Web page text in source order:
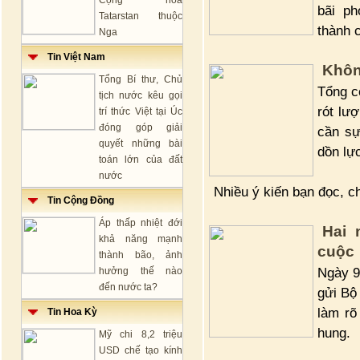
Tatarstan thuộc
Nga
Tin Việt Nam
Tổng Bí thư, Chủ
tịch nước kêu gọi
trí thức Việt tại Úc
đóng góp giải
quyết những bài
toán lớn của đất
nước
Tin Cộng Đồng
Áp thấp nhiệt đới
khả năng mạnh
thành bão, ảnh
hưởng thế nào
đến nước ta?
Tin Hoa Kỳ
Mỹ chi 8,2 triệu
USD chế tạo kính
bãi
thành
Tổng
rót
cần
dồn
Nhiều ý kiến bạn đọc,
Hai
cuộc
Ngày
gửi Bộ
làm
hung.